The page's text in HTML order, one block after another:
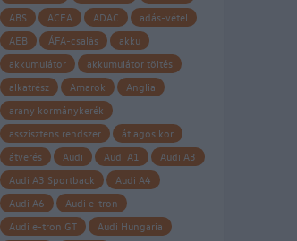
ABS
ACEA ADAC
adás-vétel
AEB
ÁFA-csalás
akku
akkumulátor
akkumulátor töltés
alkatrész
Amarok
Anglia
arany kormánykerék
asszisztens rendszer
átlagos kor
átverés
Audi Audi A1
Audi A3
Audi A3 Sportback
Audi A4
Audi A6
Audi e-tron
Audi e-tron GT
Audi Hungaria